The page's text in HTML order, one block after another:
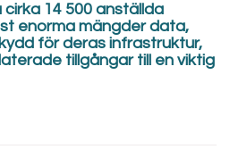
14 500 anställda
enorma mängder data,
för deras infrastruktur,
tillgångar till en viktig